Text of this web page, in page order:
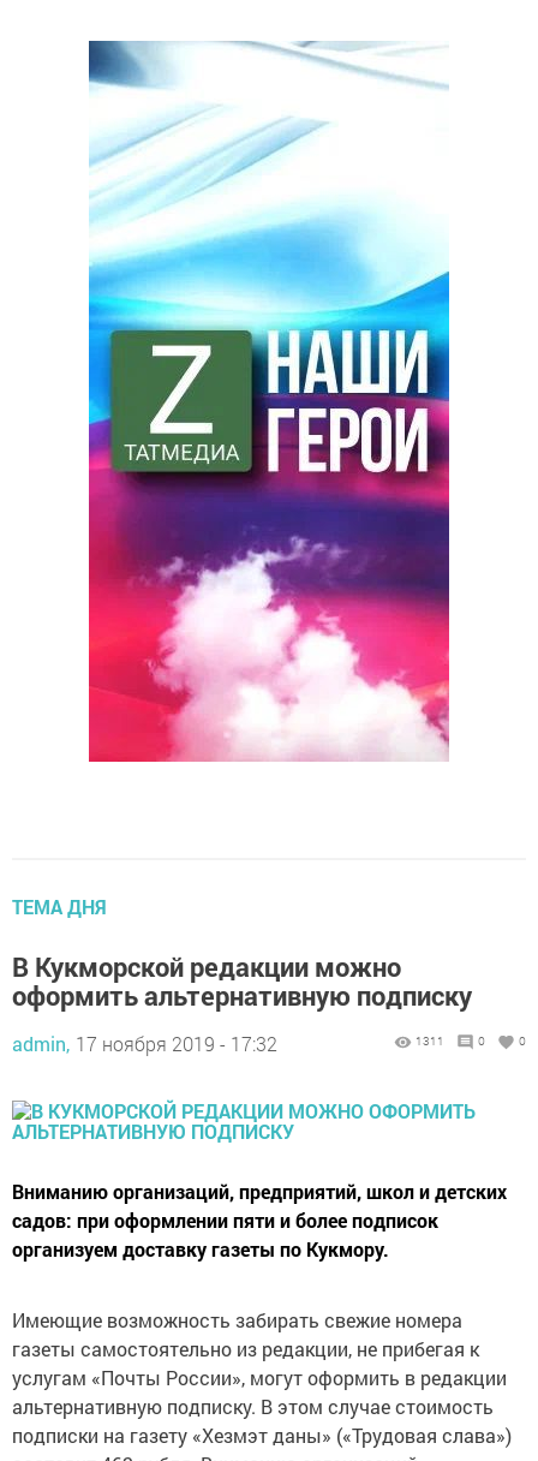
ТЕМА ДНЯ
В Кукморской редакции можно
оформить альтернативную подписку
admin, 17 ноября 2019 - 17:32 1311 0 0
Вниманию организаций, предприятий, школ и детских
садов: при оформлении пяти и более подписок
организуем доставку газеты по Кукмору.
Имеющие возможность забирать свежие номера
газеты самостоятельно из редакции, не прибегая к
услугам «Почты России», могут оформить в редакции
альтернативную подписку. В этом случае стоимость
подписки на газету «Хезмэт даны» («Трудовая слава»)